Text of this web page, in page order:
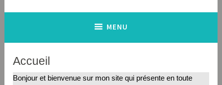
MENU
Accueil
Bonjour et bienvenue sur mon site qui présente en toute